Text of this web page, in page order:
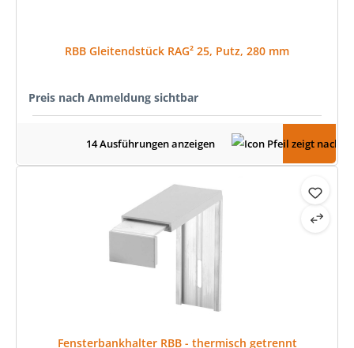
RBB Gleitendstück RAG² 25, Putz, 280 mm
Preis nach Anmeldung sichtbar
14 Ausführungen anzeigen
Fensterbankhalter RBB - thermisch getrennt